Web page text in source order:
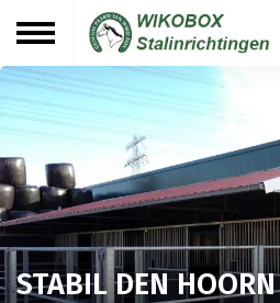
STABIL DEN HOORN